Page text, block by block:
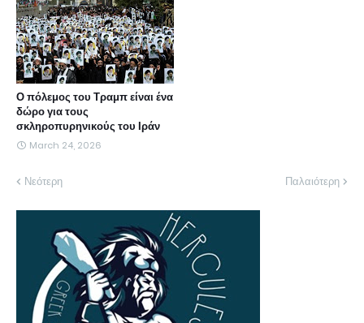
Ο πόλεμος του Τραμπ είναι ένα
δώρο για τους
σκληροπυρηνικούς του Ιράν
March 24, 2026
Νεότερη Παλαιότερη